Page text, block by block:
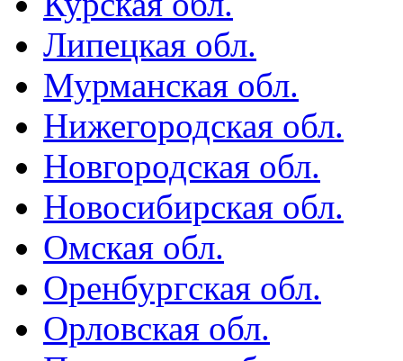
Липецкая обл.
Мурманская обл.
Нижегородская обл.
Новгородская обл.
Новосибирская обл.
Омская обл.
Оренбургская обл.
Орловская обл.